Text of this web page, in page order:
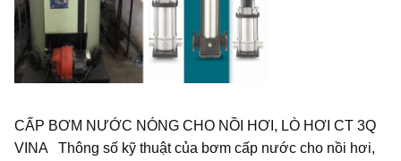
CẤP BƠM NƯỚC NÓNG CHO NỒI HƠI, LÒ HƠI CT 3Q
VINA Thông số kỹ thuật của bơm cấp nước cho nồi hơi,